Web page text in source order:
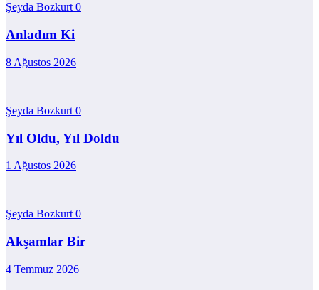
Şeyda Bozkurt0
Anladım Ki
8 Ağustos 2026
Şeyda Bozkurt 0
Yıl Oldu, Yıl Doldu
1 Ağustos 2026
Şeyda Bozkurt 0
Akşamlar Bir
4 Temmuz 2026